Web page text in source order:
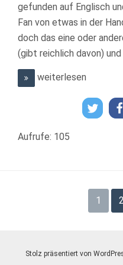
gefunden auf Englisch
Fan von etwas in der
doch das eine oder
(gibt reichlich davon)
weiterlesen
Aufrufe: 105
1 2
Stolz präsentiert von